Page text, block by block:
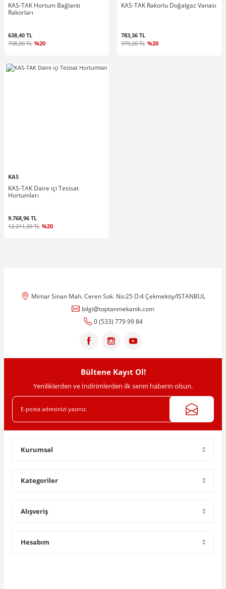
KAS-TAK Hortum Bağlantı
Rakorları
638,40 TL
798,00 TL %20
KAS-TAK Rakorlu Doğalgaz Vanası
783,36 TL
979,20 TL %20
KAS
KAS-TAK Daire içi Tesisat
Hortumları
9.768,96 TL
12.211,20 TL %20
Mimar Sinan Mah. Ceren Sok. No:25 D:4 Çekmeköy/İSTANBUL
bilgi@toptanmekanik.com
0 (533) 779 99 84
Bültene Kayıt Ol!
Yeniliklerden ve İndirimlerden ilk senin haberin olsun.
Kurumsal
Kategoriler
Alışveriş
Hesabım